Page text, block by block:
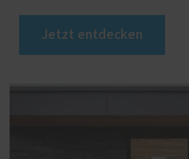
Jetzt entdecken